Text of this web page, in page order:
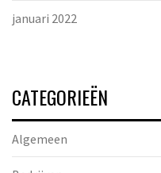
januari 2022
CATEGORIEËN
Algemeen